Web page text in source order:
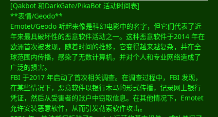
[Qakbot 和DarkGate/PikaBot 活动时间表]
**表情/Geodo**
Emotet/Geodo 听起来像是科幻电影中的名字，但它们代表了近
年来最具破坏性的恶意软件活动之一。这种恶意软件于2014 年在
欧洲首次被发现，随着时间的推移，它变得越来越复杂，并在全
球范围内传播，感染了无数计算机，并对个人和专业网络造成了
广泛的损害。
FBI 于2017 年启动了首次相关调查。在调查过程中，FBI 发现，
在某些情况下，恶意软件以银行木马的形式传播，记录网上银行
凭证，然后从受害者的账户中窃取信息。在其他情况下，Emotet
允许安装恶意软件，从而引发勒索软件攻击。